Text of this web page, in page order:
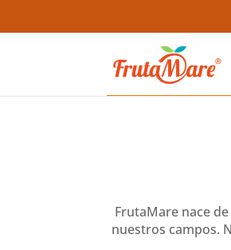
FrutaMare nace
nuestros campos.